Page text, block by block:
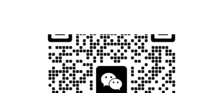
预订，现点现做，新鲜直达。📲下单方
式：微信：xiaojia4637电话：0560573782
到店自取·线上下单·送货上门，三种方式随